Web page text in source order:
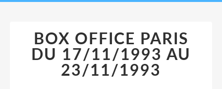
BOX OFFICE PARIS
DU 17/11/1993 AU
23/11/1993